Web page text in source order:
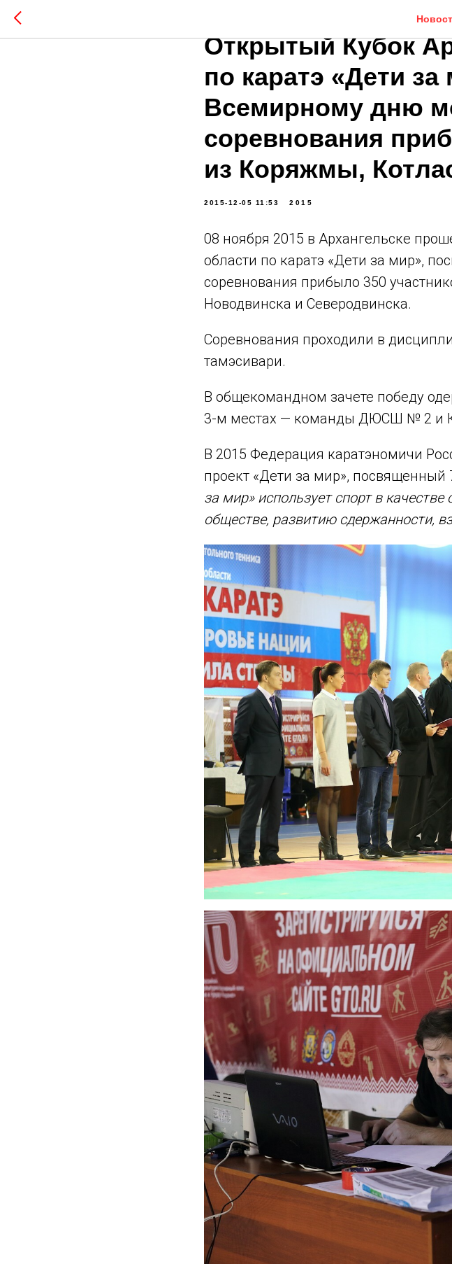
08 ноября 2015 в
Открытый Кубок
по каратэ «Дети
Всемирному дню
соревнования
из Коряжмы,
2015-12-05 11:53 2015
08 ноября 2015 в Архангельске
области по каратэ «Дети за мир»,
соревнования прибыло 350
Новодвинска и Северодвинска.
Соревнования проходили в
тамэсивари.
В общекомандном зачете победу
3-м местах — команды ДЮСШ № 2 и
В 2015 Федерация каратэномичи
проект «Дети за мир»,
за мир» использует спорт в
обществе, развитию сдержанности,